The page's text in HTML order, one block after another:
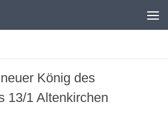
König des
13/1 Altenkirchen